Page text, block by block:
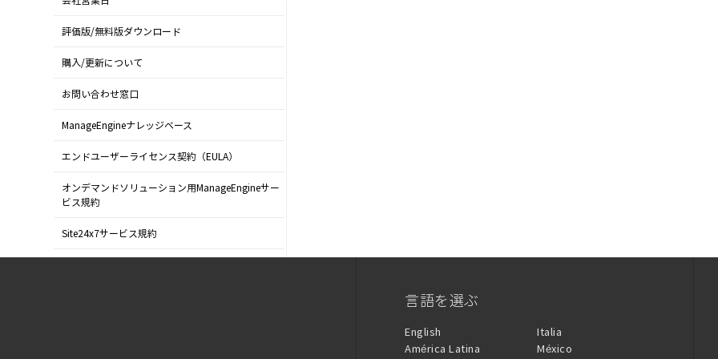
評価版/無料版ダウンロード
購入/更新について
お問い合わせ窓口
ManageEngineナレッジベース
エンドユーザーライセンス契約（EULA）
オンデマンドソリューション用ManageEngineサー
ビス規約
Site24x7サービス規約
言語を選ぶ
English
América Latina
Italia
México